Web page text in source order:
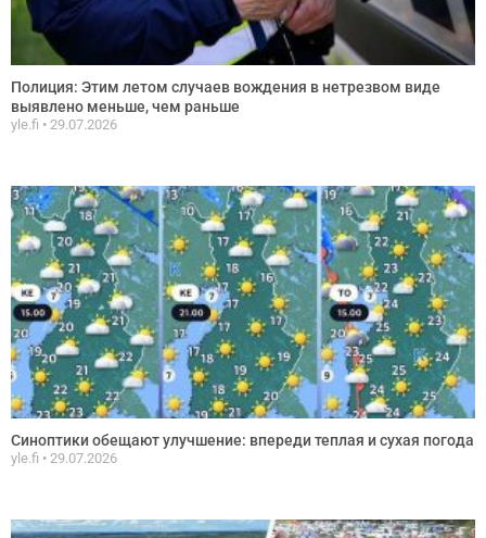
Полиция: Этим летом случаев вождения в нетрезвом виде
выявлено меньше, чем раньше
yle.fi 29.07.2026
Синоптики обещают улучшение: впереди теплая и сухая погода
yle.fi 29.07.2026